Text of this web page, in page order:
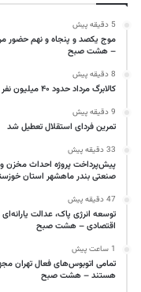
5 دقیقه پیش
موج یکصد و پنجاه و نهم حضور
– هشت صبح
8 دقیقه پیش
کالابرگ مرداد حدود ۴۰‌ میلیون نفر شارژ شد
9 دقیقه پیش
تمرین فردای استقلال تعطیل شد
33 دقیقه پیش
پیش‌پرداخت پروژه احداث مخزن
صنعتی بندر ماهشهر استان
47 دقیقه پیش
توسعه انرژی پاک، عدالت
اقتصادی – هشت صبح
1 ساعت پیش
تمامی اتوبوس‌های فعال تهران
هستند – هشت صبح